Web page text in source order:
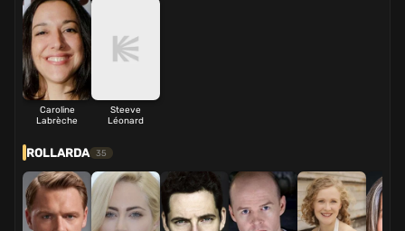
Caroline
Labrèche
Steeve
Léonard
ROLLARDA 35